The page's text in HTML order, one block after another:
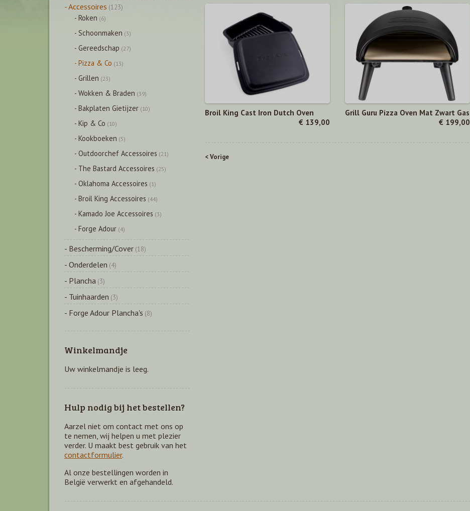
Broil King Cast Iron Dutch Oven
€ 139,00
Grill Guru Pizza Oven Mat Zwart Gas
€ 199,00
< Vorige
- Accessoires (123)
- Roken (6)
- Schoonmaken (3)
- Gereedschap (27)
- Pizza & Co (13)
- Grillen (23)
- Wokken & Braden (39)
- Bakplaten Gietijzer (10)
- Kip & Co (10)
- Kookboeken (5)
- Outdoorchef Accessoires (21)
- The Bastard Accessoires (25)
- Oklahoma Accessoires (1)
- Broil King Accessoires (44)
- Kamado Joe Accessoires (3)
- Forge Adour (4)
- Bescherming/Cover (18)
- Onderdelen (4)
- Plancha (3)
- Tuinhaarden (3)
- Forge Adour Plancha's (8)
Winkelmandje
Uw winkelmandje is leeg.
Hulp nodig bij het bestellen?
Aarzel niet om contact met ons op
te nemen, wij helpen u met plezier
verder. U maakt best gebruik van het
contactformulier.
Al onze bestellingen worden in
België verwerkt en afgehandeld.